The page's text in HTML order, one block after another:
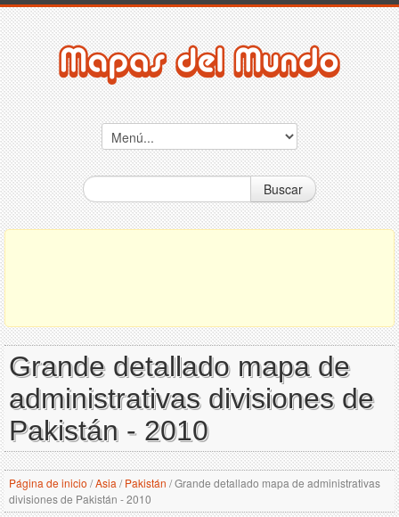
Buscar
Grande detallado mapa de
administrativas divisiones de
Pakistán - 2010
Página de inicio /Asia / Pakistán /Grande detallado mapa de administrativas
divisiones de Pakistán - 2010